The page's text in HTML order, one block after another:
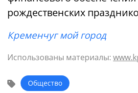
рождественских
Кременчуг мой город
Использованы материалы:
Общество